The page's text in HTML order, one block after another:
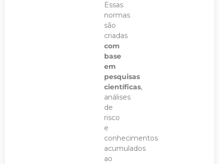
Essas
normas
são
criadas
com
base
em
pesquisas
científicas,
análises
de
risco
e
conhecimentos
acumulados
ao